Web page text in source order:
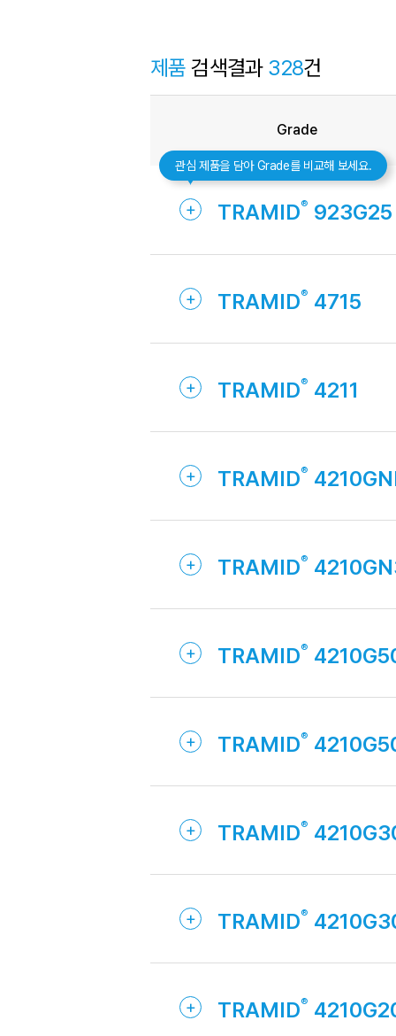
제품 검색결과 328건
관심 제품을 담아 Grade를 비교해 보세요.
Grade
TRAMID 923G25
TRAMID 4715
TRAMID 4211
TRAMID
TRAMID
TRAMID
TRAMID
TRAMID
TRAMID
TRAMID